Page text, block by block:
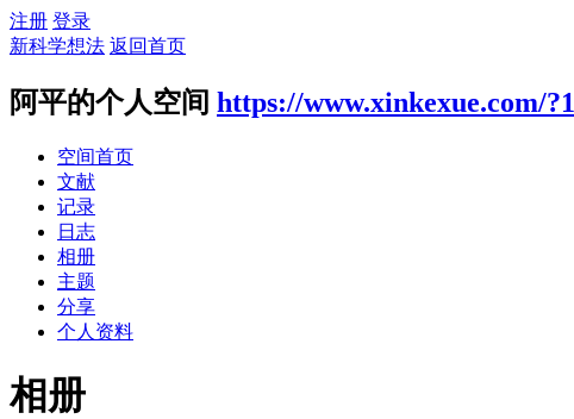
注册 登录
新科学想法 返回首页
阿平的个人空间 https://www.xinkexue.com/?1
空间首页
文献
记录
日志
相册
主题
分享
个人资料
相册